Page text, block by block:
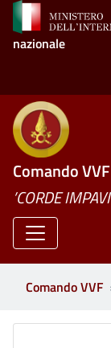
Salta al
nazionale
Comando
’CORDE
Comando VVF